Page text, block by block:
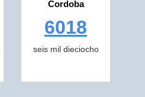
Cordoba
6018
seis mil dieciocho